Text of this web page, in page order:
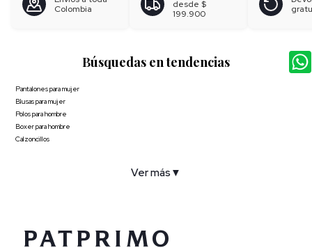
Colombia
desde $
199.900
Búsquedas en tendencias
Pantalones para mujer
Blusas para mujer
Polos para hombre
Boxer para hombre
Calzoncillos
Ver más ▼